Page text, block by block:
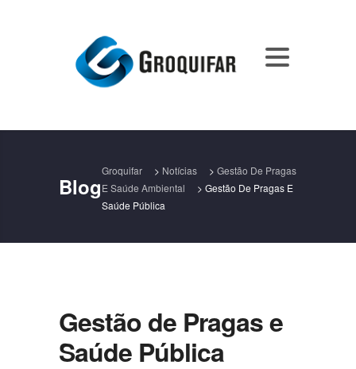
Blog
Groquifar > Notícias > Gestão De Pragas
E Saúde Ambiental
> Gestão De Pragas E
Saúde Pública
Gestão de Pragas e
Saúde Pública